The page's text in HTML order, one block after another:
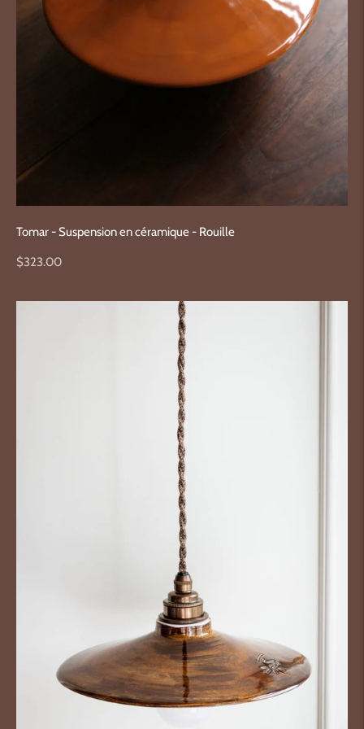
Tomar - Suspension en céramique - Rouille
Prix
$323.00